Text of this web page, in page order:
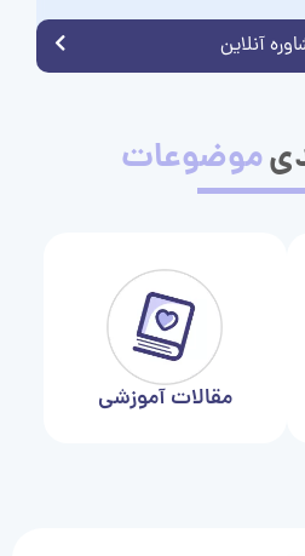
آنلاین
موضوعات
مقالات آموزشی